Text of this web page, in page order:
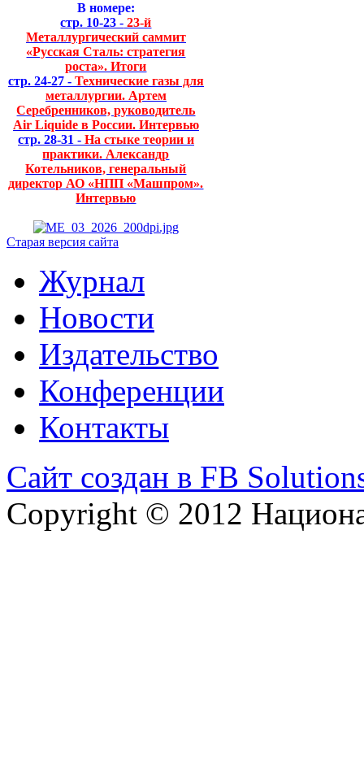
В номере:
стр. 10-23 - 23-й
Металлургический саммит
«Русская Сталь: стратегия
роста». Итоги
стр. 24-27 - Технические газы для
металлургии. Артем
Серебренников, руководитель
Air Liquide в России. Интервью
стр. 28-31 - На стыке теории и
практики. Александр
Котельников, генеральный
директор АО «НПП «Машпром».
Интервью
Старая версия сайта
Журнал
Новости
Издательство
Конференции
Контакты
Сайт создан в FB
Copyright © 2012